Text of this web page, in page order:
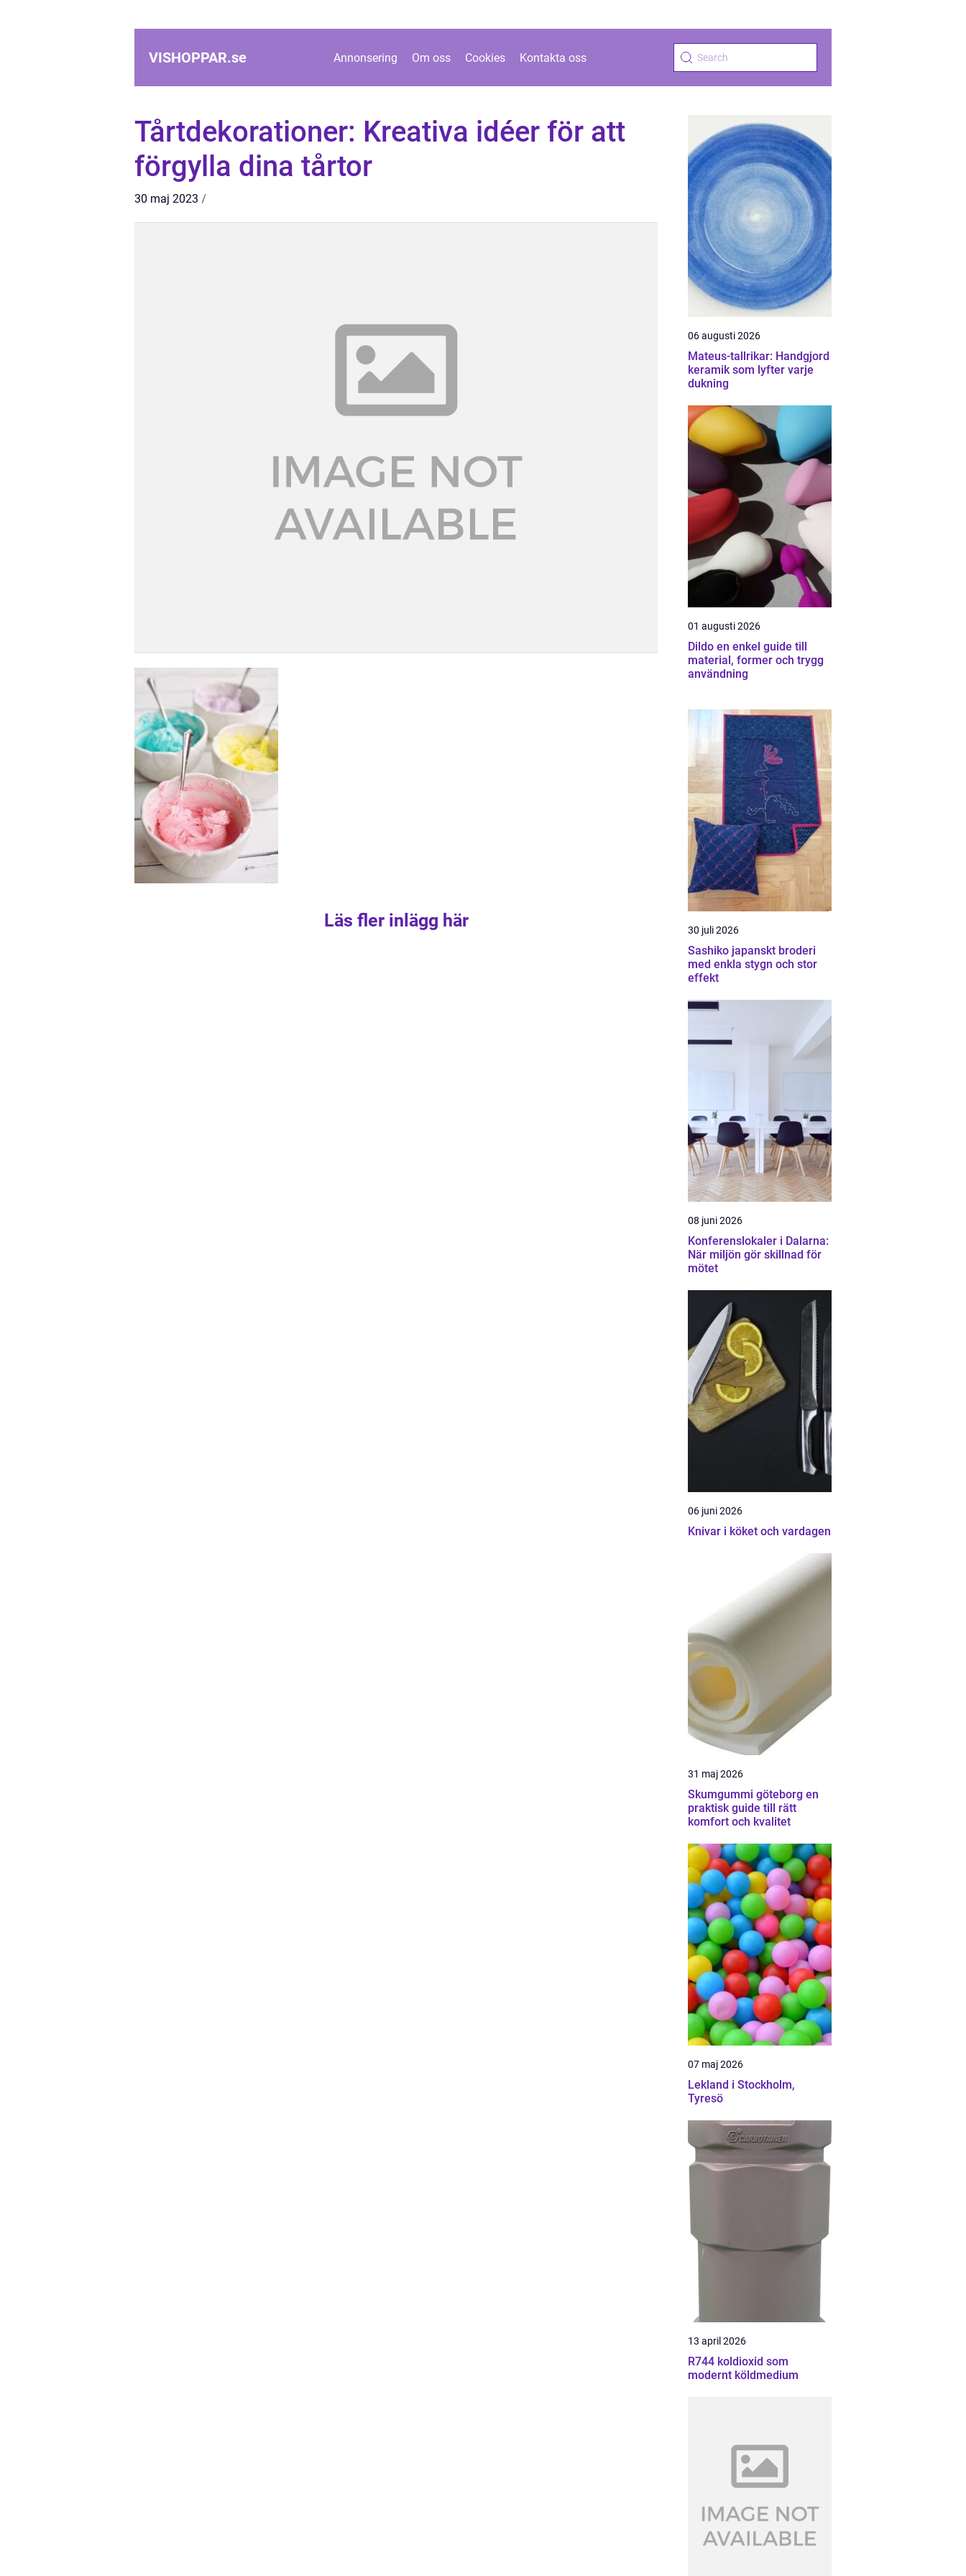
VISHOPPAR.se Annonsering Om oss Cookies Kontakta oss
Tårtdekorationer: Kreativa idéer för att
förgylla dina tårtor
30 maj 2023
Läs fler inlägg här
06 augusti 2026
Mateus-tallrikar: Handgjord
keramik som lyfter varje
dukning
01 augusti 2026
Dildo en enkel guide till
material, former och trygg
användning
30 juli 2026
Sashiko japanskt broderi
med enkla stygn och stor
effekt
08 juni 2026
Konferenslokaler i Dalarna:
När miljön gör skillnad för
mötet
06 juni 2026
Knivar i köket och vardagen
31 maj 2026
Skumgummi göteborg en
praktisk guide till rätt
komfort och kvalitet
07 maj 2026
Lekland i Stockholm,
Tyresö
13 april 2026
R744 koldioxid som
modernt köldmedium